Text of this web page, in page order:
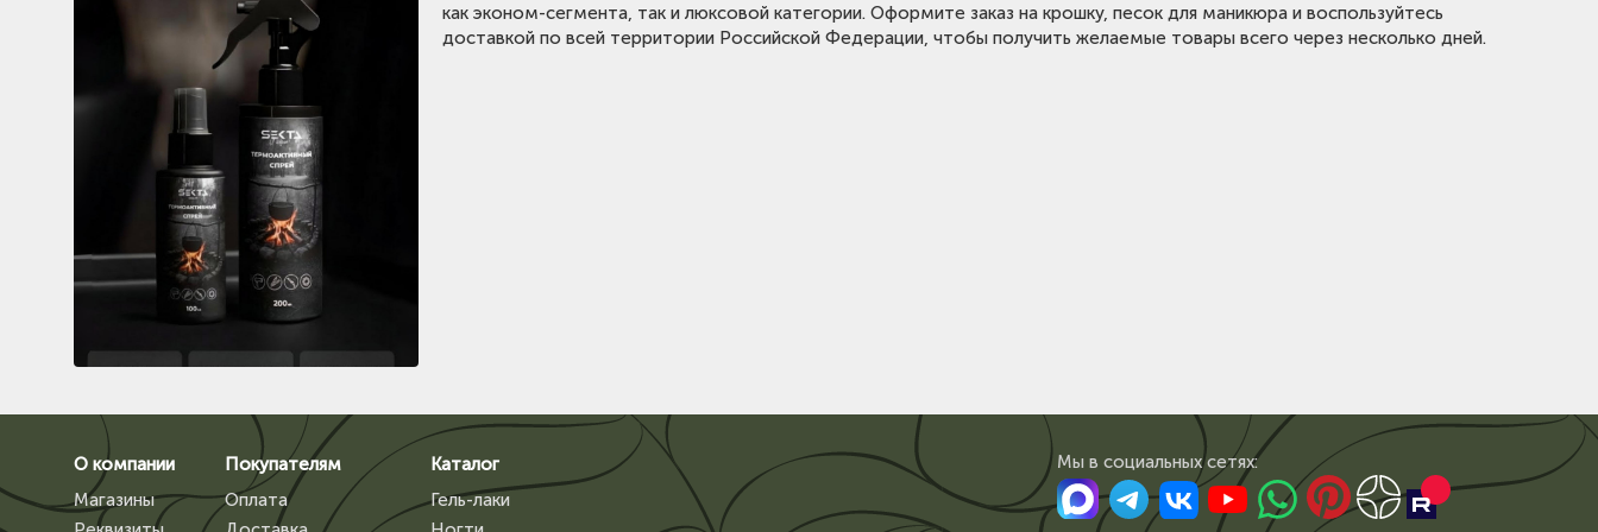
как эконом-сегмента, так и люксовой категории. Оформите заказ на крошку, песок для маникюра и воспользуйтесь
доставкой по всей территории Российской Федерации, чтобы получить желаемые товары всего через несколько дней.
О компании
Магазины
Покупателям
Оплата
Каталог
Гель-лаки
Мы в сoциальных сетях: